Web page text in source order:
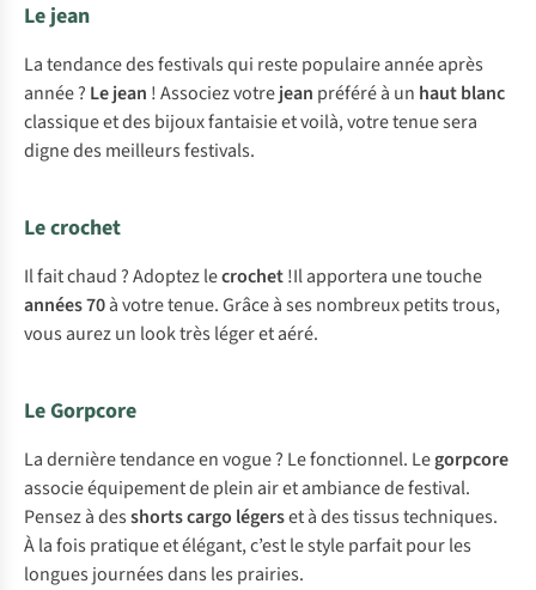
Le jean
La tendance des festivals qui reste populaire année après
année ? Le jean ! Associez votrejean préféré à un haut blanc
classique et des bijoux fantaisie et voilà, votre tenue sera
digne des meilleurs festivals.
Le crochet
Il fait chaud ? Adoptez lecrochet!Il apportera une touche
années 70à votre tenue. Grâce à ses nombreux petits trous,
vous aurez un look très léger et aéré.
Le Gorpcore
La dernière tendance en vogue ? Le fonctionnel. Legorpcore
associe équipement de plein air et ambiance de festival.
Pensez à desshorts cargo légerset à des tissus techniques.
À la fois pratique et élégant, c’est le style parfait pour les
longues journées dans les prairies.